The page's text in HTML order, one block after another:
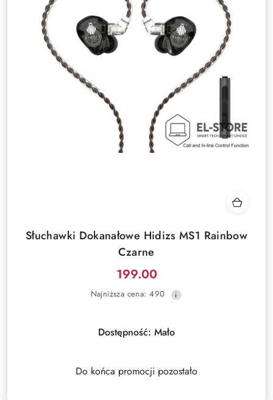
Słuchawki Dokanałowe Hidizs MS1 Rainbow
Czarne
Cena
promocyjna:
199.00
Najniższa
30
dni
Najniższa cena: 490
Dostępność: Mało
Do końca promocji pozostało